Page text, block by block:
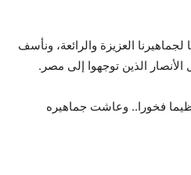
العزيزة والرائعة، ونأسف
الذين توجهوا إلى مصر.
فخورا.. وعاشت جماهيره